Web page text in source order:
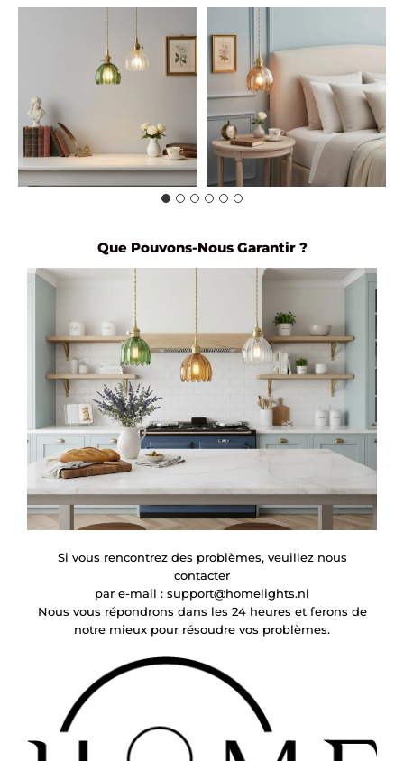
Que Pouvons-Nous Garantir ?
Si vous rencontrez des problèmes, veuillez nous
contacter
par e-mail : support@homelights.nl
Nous vous répondrons dans les 24 heures et ferons de
notre mieux pour résoudre vos problèmes.